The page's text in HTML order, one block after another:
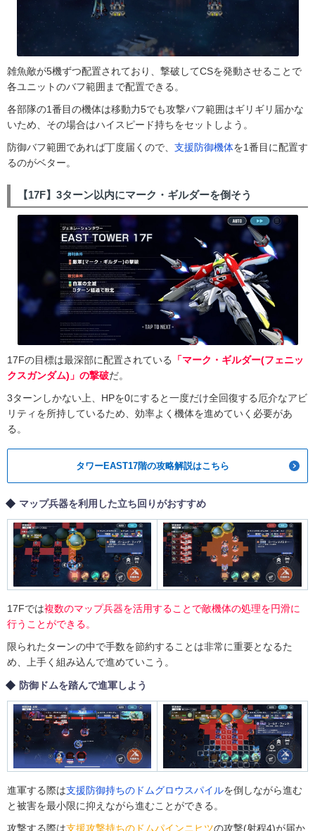
雑魚敵が5機ずつ配置されており、撃破してCSを発動させることで
各ユニットのバフ範囲まで配置できる。
各部隊の1番目の機体は移動力5でも攻撃バフ範囲はギリギリ届かな
いため、その場合はハイスピード持ちをセットしよう。
防御バフ範囲であれば丁度届くので、 支援防御機体を1番目に配置す
るのがベター。
【17F】3ターン以内にマーク・ギルダーを倒そう
17Fの目標は最深部に配置されている
「マーク・ギルダー(フェニッ
クスガンダム)」の撃破だ。
3ターンしかない上、HPを0にすると一度だけ全回復する厄介なアビ
リティを所持しているため、効率よく機体を進めていく必要があ
る。
タワーEAST17階の攻略解説はこちら
マップ兵器を利用した立ち回りがおすすめ
17Fでは複数のマップ兵器を活用することで敵機体の処理を円滑に
行うことができる。
限られたターンの中で手数を節約することは非常に重要となるた
め、上手く組み込んで進めていこう。
防御ドムを踏んで進軍しよう
進軍する際は支援防御持ちのドムグロウスパイルを倒しながら進む
と被害を最小限に抑えながら進むことができる。
攻撃する際は支援攻撃持ちのドムパインニヒツの攻撃(射程4)が届か